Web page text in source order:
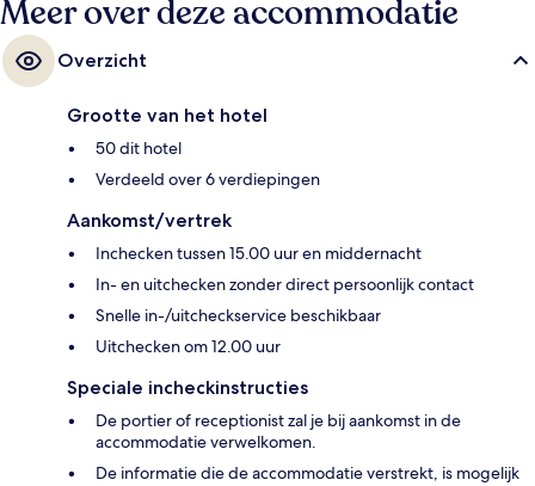
Meer over deze accommodatie
Overzicht
Grootte van het hotel
50 dit hotel
Verdeeld over 6 verdiepingen
Aankomst/vertrek
Inchecken tussen 15.00 uur en middernacht
In- en uitchecken zonder direct persoonlijk contact
Snelle in-/uitcheckservice beschikbaar
Uitchecken om 12.00 uur
Speciale incheckinstructies
De portier of receptionist zal je bij aankomst in de
accommodatie verwelkomen.
De informatie die de accommodatie verstrekt, is mogelijk